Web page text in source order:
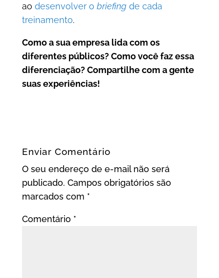
ao desenvolver o briefing de cada
treinamento.
Como a sua empresa lida com os
diferentes públicos? Como você faz essa
diferenciação? Compartilhe com a gente
suas experiências!
Enviar Comentário
O seu endereço de e-mail não será
publicado. Campos obrigatórios são
marcados com *
Comentário *